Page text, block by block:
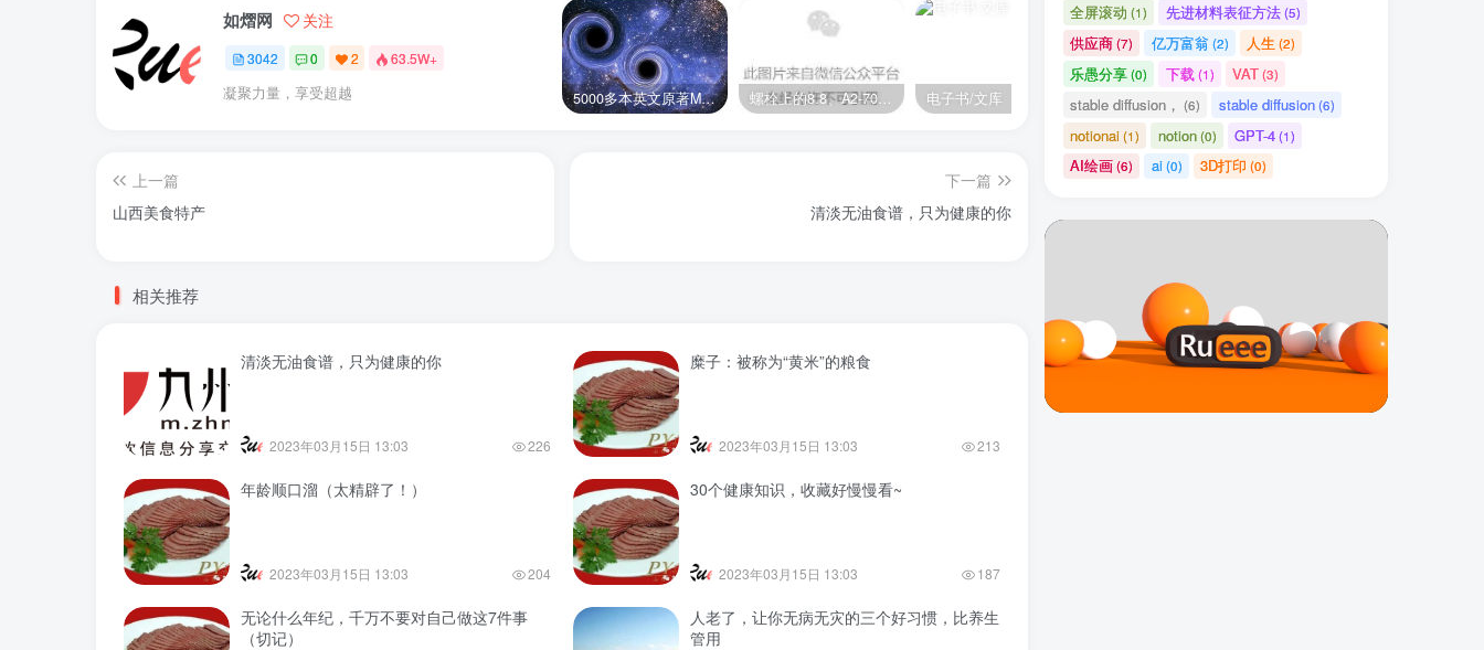
如熠网 关注
3042 0 2 63.5W+
凝聚力量，享受超越 5000多本英文原著MOBI+AZW3格式电子书百度云网盘打包下载 电子书/文库 百度百科——数量级 原子力显微镜
上一篇
山西美食特产
下一篇
清淡无油食谱，只为健康的你
相关推荐
清淡无油食谱，只为健康的你
2023年03月15日 13:03 226
糜子：被称为“黄米”的粮食
2023年03月15日 13:03 213
年龄顺口溜（太精辟了！）
2023年03月15日 13:03 204
30个健康知识，收藏好慢慢看~
2023年03月15日 13:03 187
无论什么年纪，千万不要对自己做这7件事
（切记）
人老了，让你无病无灾的三个好习惯，比养生
管用
全屏滚动 (1) 先进材料表征方法(5)
供应商(7) 亿万富翁 (2) 人生 (2)
乐愚分享(0) 下载(1) VAT(3)
stable diffusion， (6) stable diffusion(6)
notionai(1) notion(0) GPT-4(1)
AI绘画(6) ai(0) 3D打印 (0)